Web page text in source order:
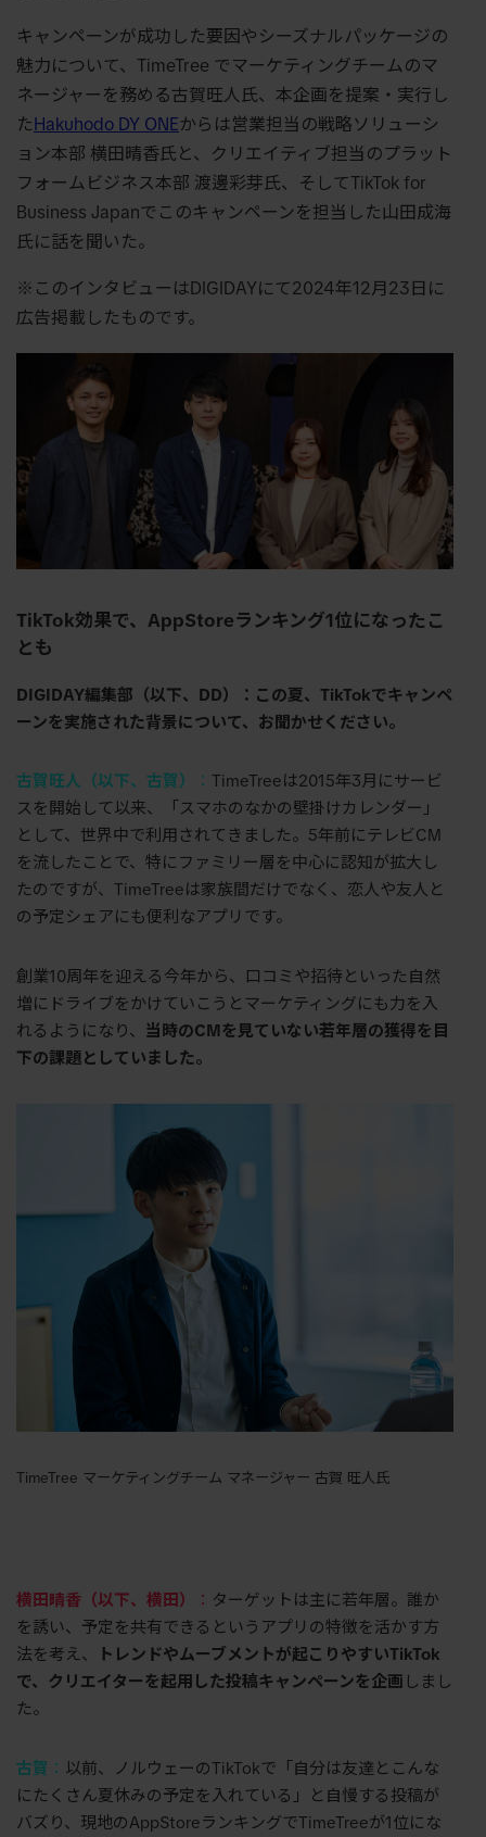
キャンペーンが成功した要因やシーズナルパッケージの
魅力について、TimeTree でマーケティングチームのマ
ネージャーを務める古賀旺人氏、本企画を提案・実行し
た Hakuhodo DY ONE からは営業担当の戦略ソリューシ
ョン本部 横田晴香氏と、クリエイティブ担当のプラット
フォームビジネス本部 渡邊彩芽氏、そしてTikTok for
Business Japanでこのキャンペーンを担当した山田成海
氏に話を聞いた。
※このインタビューはDIGIDAYにて2024年12月23日に
広告掲載したものです。
TikTok効果で、 AppStoreランキング1 位になったこ
とも
DIGIDAY編集部（以下、DD）：この夏、TikTokでキャンペ
ーンを実施された背景について、お聞かせください。
古賀旺人（以下、古賀） ： TimeTree は2015年3月にサービ
スを開始して以来、「スマホのなかの壁掛けカレンダー」
として、世界中で利用されてきました。 5年前にテレビ CM
を流したことで、特にファミリー層を中心に認知が拡大し
たのですが、
TimeTree は家族間だけでなく、恋人や友人と
の予定シェアにも便利なアプリです。
創業10 周年を迎える今年から、口コミや招待といった自然
増にドライブをかけていこうとマーケティングにも力を入
れるようになり、 当時のCM を見ていない若年層の獲得を目
下の課題としていました。
TimeTree マーケティングチーム マネージャー 古賀 旺人氏
横田晴香（以下、横田） ： ターゲットは主に若年層。誰か
を誘い、予定を共有できるというアプリの特徴を活かす方
法を考え、
トレンドやムーブメントが起こりやすいTikTok
で、クリエイターを起用した投稿キャンペーンを企画 しまし
た。
古賀 ： 以前、ノルウェーのTikTok で「自分は友達とこんな
にたくさん夏休みの予定を入れている」と自慢する投稿が
バズり、現地の AppStore ランキングでTimeTreeが1 位にな